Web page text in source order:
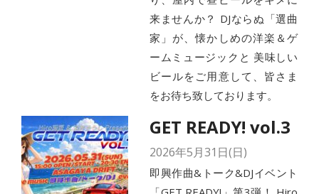
来ませんか？ DJならぬ「選曲
家」が、懐かしめの洋楽＆ゲ
ームミュージックと 美味しい
ビールをご用意して、皆さま
をお待ち致しております。
GET READY! vol.3
2026年5月31日(日)
即興作曲&トーク&DJイベント